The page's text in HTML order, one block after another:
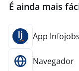
É ainda mais
App Infojobs
Navegador